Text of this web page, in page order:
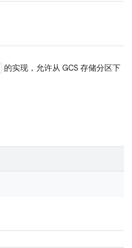
的实现，允许从 GCS 存储分区下